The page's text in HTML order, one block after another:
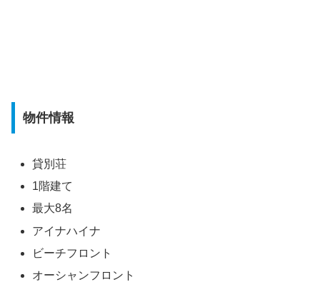
物件情報
貸別荘
1階建て
最大8名
アイナハイナ
ビーチフロント
オーシャンフロント